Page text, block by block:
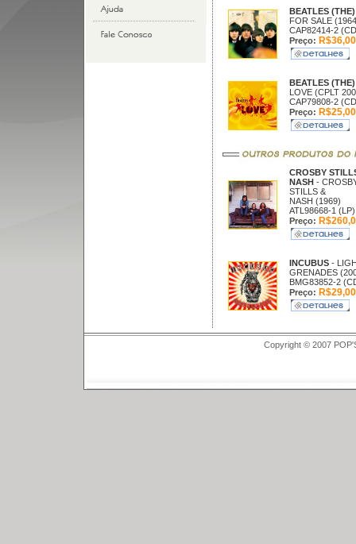
BEATLES (THE)
FOR SALE
CAP82414-2
Preço: R$36,00
BEATLES (THE)
LOVE (CPLT
CAP79808-2
Preço: R$25,00
CROSBY
NASH -
STILLS &
NASH (1969)
ATL98668-1 (LP)
Preço:
INCUBUS -
GRENADES
BMG83852-2
Preço: R$29,00
Copyright © 2007